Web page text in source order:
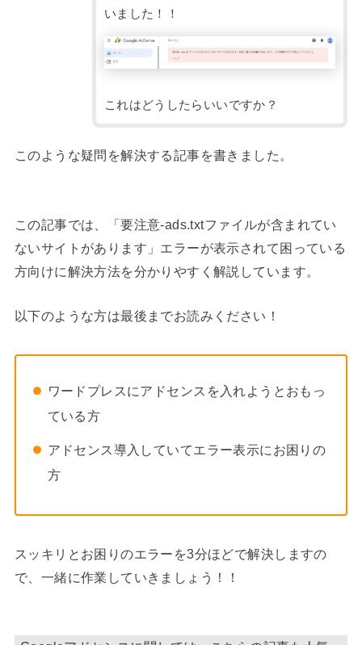
いました！！
これはどうしたらいいですか？
このような疑問を解決する記事を書きました。
この記事では、「要注意-ads.txtファイルが含まれてい
ないサイトがあります」エラーが表示されて困っている
方向けに解決方法を分かりやすく解説しています。
以下のような方は最後までお読みください！
ワードプレスにアドセンスを入れようとおもっ
ている方
アドセンス導入していてエラー表示にお困りの
方
スッキリとお困りのエラーを3分ほどで解決しますの
で、一緒に作業していきましょう！！